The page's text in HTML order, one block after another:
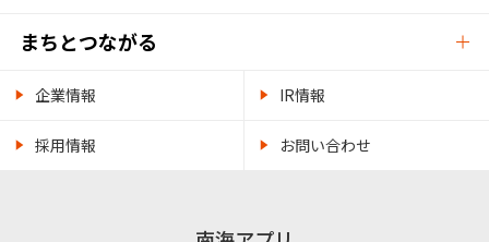
まちとつながる
企業情報 IR情報
採用情報 お問い合わせ